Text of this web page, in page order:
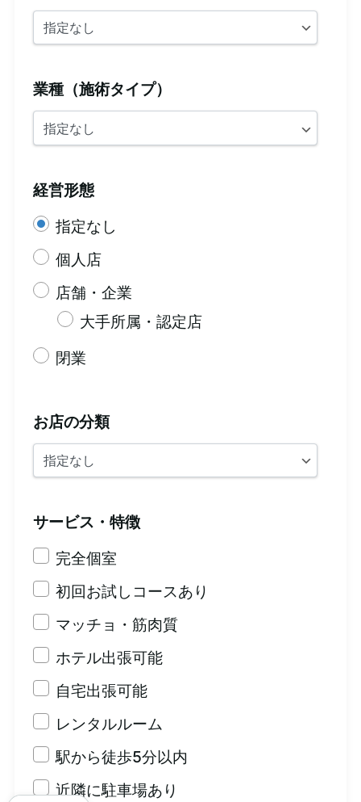
業種（施術タイプ）
経営形態
指定なし
個人店
店舗・企業
大手所属・認定店
閉業
お店の分類
サービス・特徴
完全個室
初回お試しコースあり
マッチョ・筋肉質
ホテル出張可能
自宅出張可能
レンタルルーム
駅から徒歩5分以内
近隣に駐車場あり